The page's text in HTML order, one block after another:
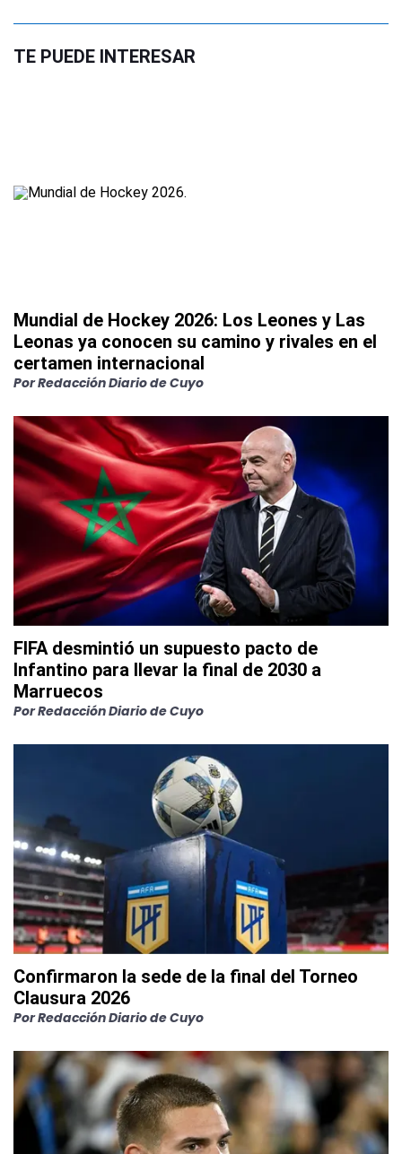
TE PUEDE INTERESAR
Mundial de Hockey 2026: Los Leones y Las
Leonas ya conocen su camino y rivales en el
certamen internacional
PorRedacción Diario de Cuyo
FIFA desmintió un supuesto pacto de
Infantino para llevar la final de 2030 a
Marruecos
PorRedacción Diario de Cuyo
Confirmaron la sede de la final del Torneo
Clausura 2026
PorRedacción Diario de Cuyo